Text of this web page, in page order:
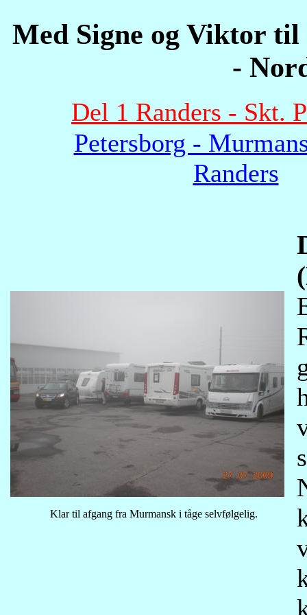
Med Signe og Viktor
-
Del 1 Randers - Skt.
Petersborg -
Randers
Klar til afgang fra Murmansk i tåge selvfølgelig.